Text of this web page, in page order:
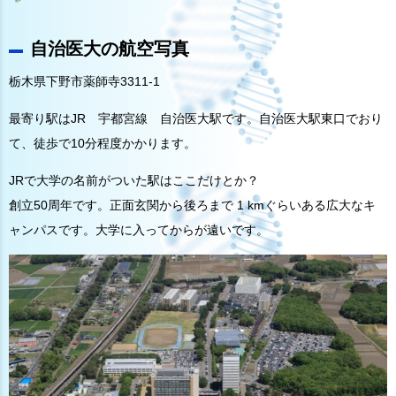
自治医大の航空写真
栃木県下野市薬師寺3311-1
最寄り駅はJR 宇都宮線 自治医大駅です。自治医大駅東口でおり
て、徒歩で10分程度かかります。
JRで大学の名前がついた駅はここだけとか？
創立50周年です。正面玄関から後ろまで 1 kmぐらいある広大なキ
ャンパスです。大学に入ってからが遠いです。